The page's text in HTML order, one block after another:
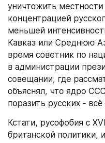
уничтожить
концентрацией
меньшей
Кавказ или Среднюю
время советник по
в администрации
совещании, где
объяснял, что ядро
поразить русских -
Кстати, русофобия с
британской политики,